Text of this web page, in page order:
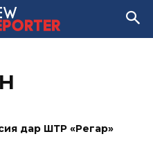
дар ШТР «Регар»